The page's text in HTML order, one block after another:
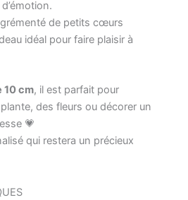
de petits cœurs
idéal pour faire plaisir à
10 cm, il est parfait pour
des fleurs ou décorer un
💗
qui restera un précieux